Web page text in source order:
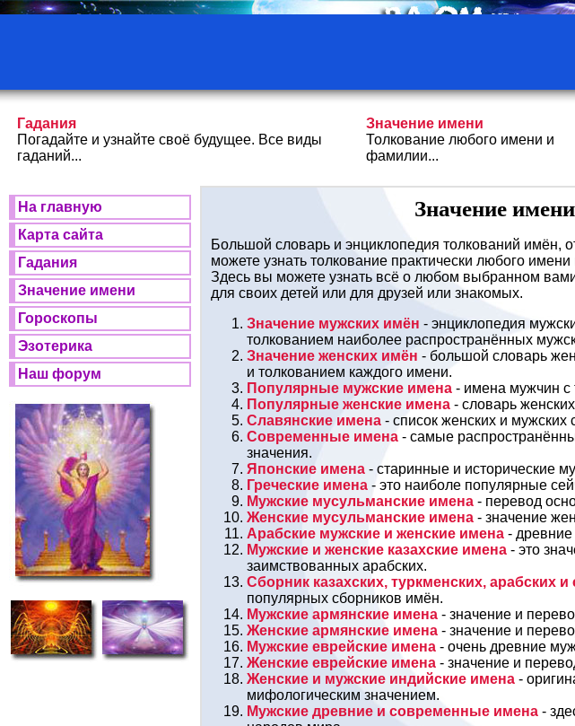
Гадания
Погадайте и узнайте своё будущее. Все виды
гаданий...
Значение имени
Толкование любого имени и
фамилии...
На главную
Карта сайта
Гадания
Значение имени
Гороскопы
Эзотерика
Наш форум
Значение
Большой словарь и энциклопедия толкований имён,
можете узнать толкование практически любого
Здесь вы можете узнать всё о любом выбранном
для своих детей или для друзей или знакомых.
Значение мужских имён - энциклопедия
толкованием наиболее распространённых
Значение женских имён - большой словарь
и толкованием каждого имени.
Популярные мужские имена - имена мужчин с
Популярные женские имена - словарь
Славянские имена - список женских и мужских
Современные имена - самые
значения.
Японские имена - старинные и исторические
Греческие имена - это наиболе популярные
Мужские мусульманские имена - перевод
Женские мусульманские имена - значение
Арабские мужские и женские имена -
Мужские и женские казахские имена - это
заимствованных арабских.
Сборник казахских, туркменских, арабских
популярных сборников имён.
Мужские армянские имена - значение и
Женские армянские имена - значение и
Мужские еврейские имена - очень древние
Женские еврейские имена - значение и
Женские и мужские индийские имена -
мифологическим значением.
Мужские древние и современные имена -